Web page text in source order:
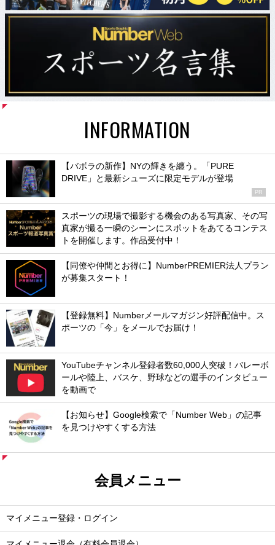
INFORMATION
【バボラの新作】NYの輝きを纏う。「PURE
DRIVE」と最新シューズに限定モデルが登場
PR
スポーツの現場で撮影する機会のある写真家、その写
真家が撮る一瞬のシーンにスポットをあてるコンテス
トを開催します。作品受付中！
【同僚や仲間とお得に】NumberPREMIER法人プラン
が募集スタート！
【登録無料】Numberメールマガジン好評配信中。ス
ポーツの「今」をメールでお届け！
YouTubeチャンネル登録者数60,000人突破！バレーボ
ールや陸上、バスケ、野球などの選手のインタビュー
を動画で
【お知らせ】Google検索で「Number Web」の記事
を見つけやすくする方法
会員メニュー
マイメニュー登録・ログイン